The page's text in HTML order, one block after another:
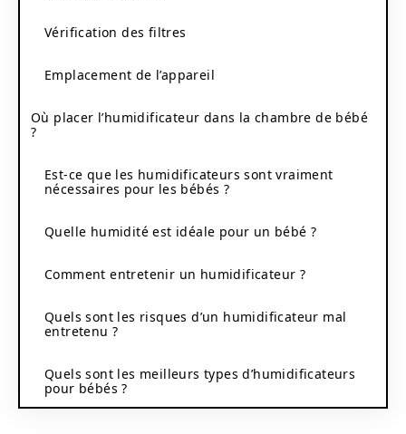
Vérification des filtres
Emplacement de l’appareil
Où placer l’humidificateur dans la chambre de bébé
?
Est-ce que les humidificateurs sont vraiment
nécessaires pour les bébés ?
Quelle humidité est idéale pour un bébé ?
Comment entretenir un humidificateur ?
Quels sont les risques d’un humidificateur mal
entretenu ?
Quels sont les meilleurs types d’humidificateurs
pour bébés ?